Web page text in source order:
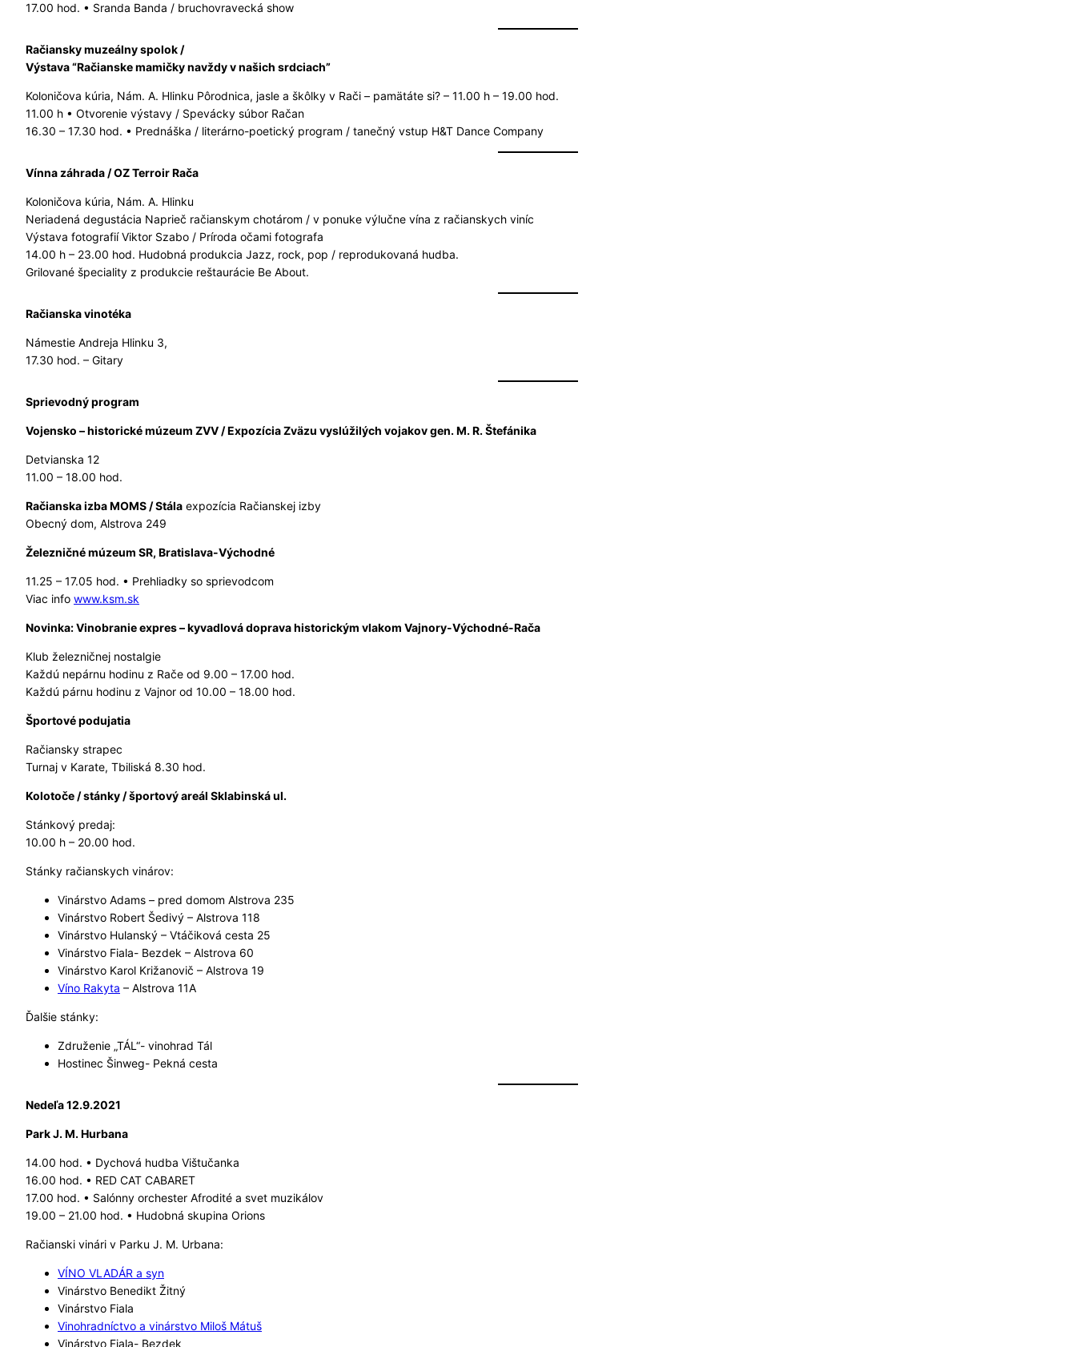
17.00 hod. • Sranda Banda / bruchovravecká show
Račiansky muzeálny spolok /
Výstava “Račianske mamičky navždy v našich srdciach”
Koloničova kúria, Nám. A. Hlinku Pôrodnica, jasle a škôlky v Rači – pamätáte si? – 11.00 h – 19.00 hod.
11.00 h • Otvorenie výstavy / Spevácky súbor Račan
16.30 – 17.30 hod. • Prednáška / literárno-poetický program / tanečný vstup H&T Dance Company
Vínna záhrada / OZ Terroir Rača
Koloničova kúria, Nám. A. Hlinku
Neriadená degustácia Naprieč račianskym chotárom / v ponuke výlučne vína z račianskych viníc
Výstava fotografií Viktor Szabo / Príroda očami fotografa
14.00 h – 23.00 hod. Hudobná produkcia Jazz, rock, pop / reprodukovaná hudba.
Grilované špeciality z produkcie reštaurácie Be About.
Račianska vinotéka
Námestie Andreja Hlinku 3,
17.30 hod. – Gitary
Sprievodný program
Vojensko – historické múzeum ZVV / Expozícia Zväzu vyslúžilých vojakov gen. M. R. Štefánika
Detvianska 12
11.00 – 18.00 hod.
Račianska izba MOMS / Stála expozícia Račianskej izby
Obecný dom, Alstrova 249
Železničné múzeum SR, Bratislava-Východné
11.25 – 17.05 hod. • Prehliadky so sprievodcom
Viac info www.ksm.sk
Novinka: Vinobranie expres – kyvadlová doprava historickým vlakom Vajnory-Východné-Rača
Klub železničnej nostalgie
Každú nepárnu hodinu z Rače od 9.00 – 17.00 hod.
Každú párnu hodinu z Vajnor od 10.00 – 18.00 hod.
Športové podujatia
Račiansky strapec
Turnaj v Karate, Tbiliská 8.30 hod.
Kolotoče / stánky / športový areál Sklabinská ul.
Stánkový predaj:
10.00 h – 20.00 hod.
Stánky račianskych vinárov:
Vinárstvo Adams – pred domom Alstrova 235
Vinárstvo Robert Šedivý – Alstrova 118
Vinárstvo Hulanský – Vtáčiková cesta 25
Vinárstvo Fiala- Bezdek – Alstrova 60
Vinárstvo Karol Križanovič – Alstrova 19
Víno Rakyta – Alstrova 11A
Ďalšie stánky:
Združenie „TÁL“- vinohrad Tál
Hostinec Šinweg- Pekná cesta
Nedeľa 12.9.2021
Park J. M. Hurbana
14.00 hod. • Dychová hudba Vištučanka
16.00 hod. • RED CAT CABARET
17.00 hod. • Salónny orchester Afrodité a svet muzikálov
19.00 – 21.00 hod. • Hudobná skupina Orions
Račianski vinári v Parku J. M. Urbana:
VÍNO VLADÁR a syn
Vinárstvo Benedikt Žitný
Vinárstvo Fiala
Vinohradníctvo a vinárstvo Miloš Mátuš
Vinárstvo Fiala- Bezdek